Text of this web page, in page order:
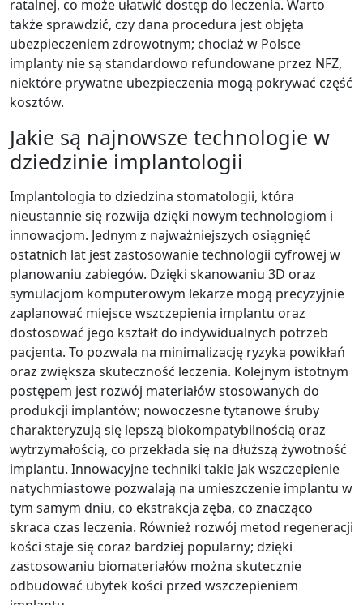
ratalnej, co może ułatwić dostęp do leczenia. Warto
także sprawdzić, czy dana procedura jest objęta
ubezpieczeniem zdrowotnym; chociaż w Polsce
implanty nie są standardowo refundowane przez NFZ,
niektóre prywatne ubezpieczenia mogą pokrywać część
kosztów.
Jakie są najnowsze technologie w
dziedzinie implantologii
Implantologia to dziedzina stomatologii, która
nieustannie się rozwija dzięki nowym technologiom i
innowacjom. Jednym z najważniejszych osiągnięć
ostatnich lat jest zastosowanie technologii cyfrowej w
planowaniu zabiegów. Dzięki skanowaniu 3D oraz
symulacjom komputerowym lekarze mogą precyzyjnie
zaplanować miejsce wszczepienia implantu oraz
dostosować jego kształt do indywidualnych potrzeb
pacjenta. To pozwala na minimalizację ryzyka powikłań
oraz zwiększa skuteczność leczenia. Kolejnym istotnym
postępem jest rozwój materiałów stosowanych do
produkcji implantów; nowoczesne tytanowe śruby
charakteryzują się lepszą biokompatybilnością oraz
wytrzymałością, co przekłada się na dłuższą żywotność
implantu. Innowacyjne techniki takie jak wszczepienie
natychmiastowe pozwalają na umieszczenie implantu w
tym samym dniu, co ekstrakcja zęba, co znacząco
skraca czas leczenia. Również rozwój metod regeneracji
kości staje się coraz bardziej popularny; dzięki
zastosowaniu biomateriałów można skutecznie
odbudować ubytek kości przed wszczepieniem